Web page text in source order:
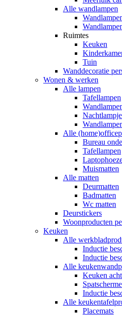
Alle wandlampen
Ruimtes
Keuken
Tuin
Wanddecoratie
Wonen & werken
Alle lampen
Tafellampen
Alle
Bureau
Tafellampen
Muismatten
Alle matten
Deurmatten
Badmatten
Wc matten
Deurstickers
Woonproducten
Keuken
Alle
Inductie
Inductie
Alle
Keuken
Inductie
Alle
Placemats